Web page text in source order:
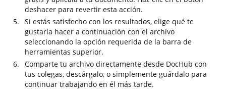
deshacer para revertir esta acción.
Si estás satisfecho con los resultados, elige qué te
gustaría hacer a continuación con el archivo
seleccionando la opción requerida de la barra de
herramientas superior.
Comparte tu archivo directamente desde DocHub con
tus colegas, descárgalo, o simplemente guárdalo para
continuar trabajando en él más tarde.